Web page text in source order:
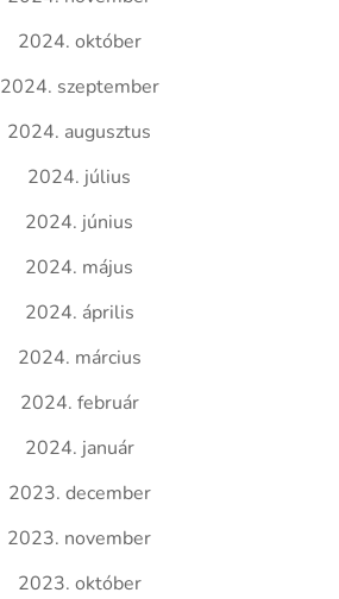
2024. október
2024. szeptember
2024. augusztus
2024. július
2024. június
2024. május
2024. április
2024. március
2024. február
2024. január
2023. december
2023. november
2023. október